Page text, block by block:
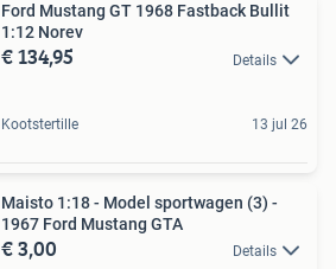
Ford Mustang GT 1968 Fastback Bullit
1:12 Norev
€ 134,95 Details
Kootstertille 13 jul 26
Maisto 1:18 - Model sportwagen (3) -
1967 Ford Mustang GTA
€ 3,00 Details